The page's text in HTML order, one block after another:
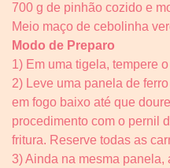
700 g de pinhão cozido e
Meio maço de cebolinha
Modo de Preparo
1) Em uma tigela, tempere
2) Leve uma panela de
em fogo baixo até que
procedimento com o pernil
fritura. Reserve todas as
3) Ainda na mesma panela,